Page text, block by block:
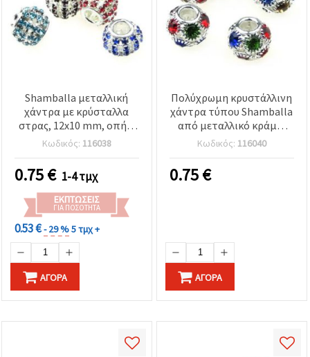
Shamballa μεταλλική
χάντρα με κρύσταλλα
στρας, 12x10 mm, οπή 5
mm, μικτά χρώματα
Κωδικός: 116038
0.75€ 1-4 τμχ
ΕΚΠΤΏΣΕΙΣ
ΓΙΑ ΠΟΣΌΤΗΤΑ
0.53 €- 29 %5 τμχ +
ΑΓΟΡΆ
Πολύχρωμη κρυστάλλινη
χάντρα τύπου Shamballa
από μεταλλικό κράμα,
12×10 mm, μεγάλη τρύπα
4 mm – στρογγυλή μπάλα
με στρας για βραχιόλια,
μακραμέ & ευρωπαϊκού
Κωδικός: 116040
0.75€
ΑΓΟΡΆ